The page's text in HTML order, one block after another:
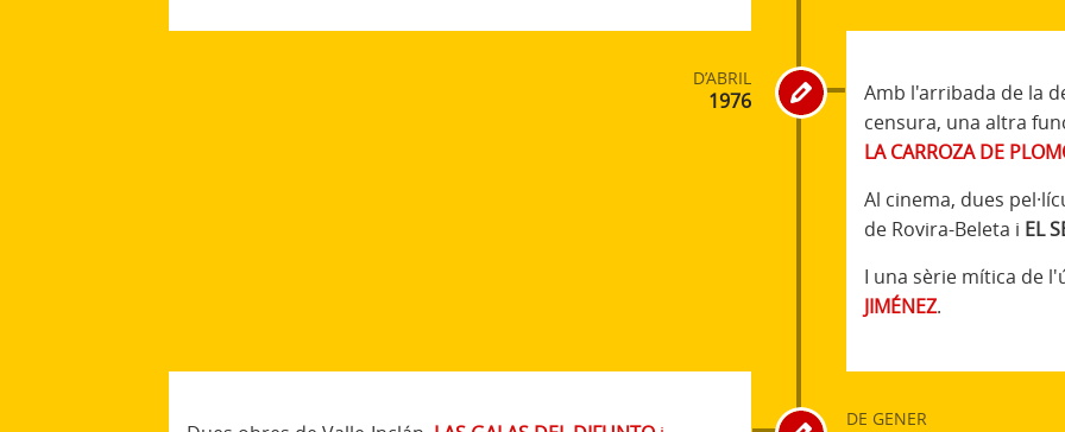
D’ABRIL
1976
Amb l'arribada de la
censura, una altra
LA CARROZA DE
Al cinema, dues
de Rovira-Beleta i EL
I una sèrie mítica de
JIMÉNEZ.
DE GENER